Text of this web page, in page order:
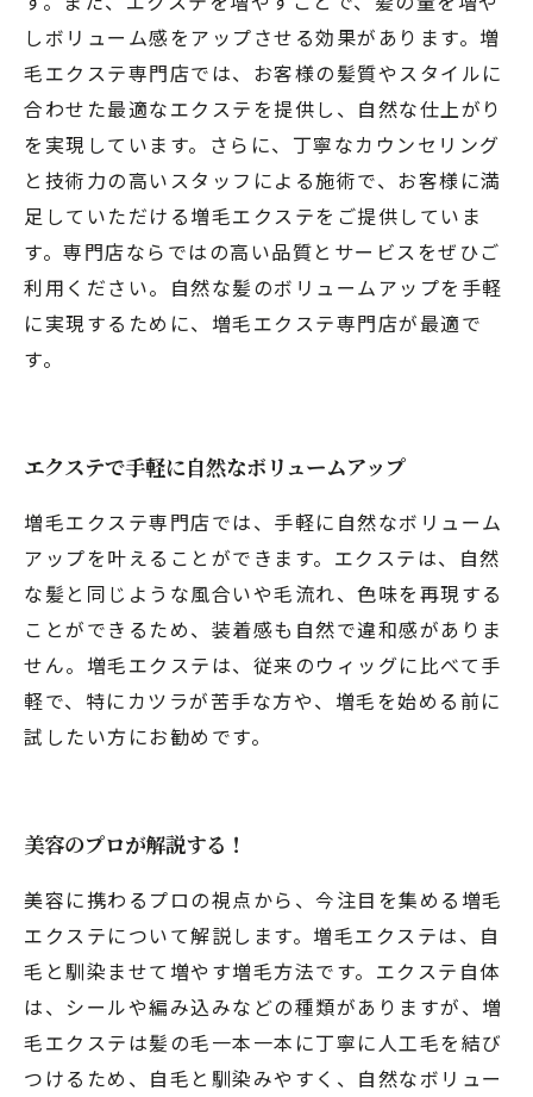
しボリューム感をアップさせる効果があります。増
毛エクステ専門店では、お客様の髪質やスタイルに
合わせた最適なエクステを提供し、自然な仕上がり
を実現しています。さらに、丁寧なカウンセリング
と技術力の高いスタッフによる施術で、お客様に満
足していただける増毛エクステをご提供していま
す。専門店ならではの高い品質とサービスをぜひご
利用ください。自然な髪のボリュームアップを手軽
に実現するために、増毛エクステ専門店が最適で
す。
エクステで手軽に自然なボリュームアップ
増毛エクステ専門店では、手軽に自然なボリューム
アップを叶えることができます。エクステは、自然
な髪と同じような風合いや毛流れ、色味を再現する
ことができるため、装着感も自然で違和感がありま
せん。増毛エクステは、従来のウィッグに比べて手
軽で、特にカツラが苦手な方や、増毛を始める前に
試したい方にお勧めです。
美容のプロが解説する！
美容に携わるプロの視点から、今注目を集める増毛
エクステについて解説します。増毛エクステは、自
毛と馴染ませて増やす増毛方法です。エクステ自体
は、シールや編み込みなどの種類がありますが、増
毛エクステは髪の毛一本一本に丁寧に人工毛を結び
つけるため、自毛と馴染みやすく、自然なボリュー